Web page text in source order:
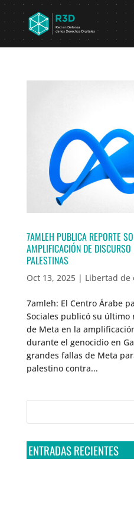
7AMLEH PUBLICA REPORTE
AMPLIFICACIÓN DE
PALESTINAS
Oct 13, 2025| Libertad de
7amleh: El Centro Árabe
Sociales publicó su último
de Meta en la
durante el genocidio en
grandes fallas de Meta
palestino contra...
ENTRADAS RECIENTES